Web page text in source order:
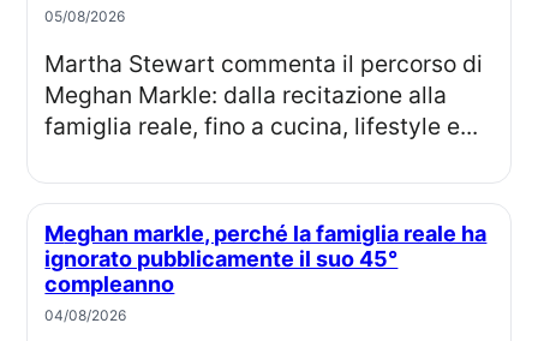
05/08/2026
Martha Stewart commenta il percorso di
Meghan Markle: dalla recitazione alla
famiglia reale, fino a cucina, lifestyle e...
Meghan markle, perché la famiglia reale ha
ignorato pubblicamente il suo 45°
compleanno
04/08/2026